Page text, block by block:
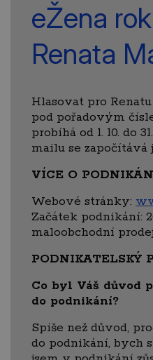
eŽena
Renata
Hlasovat pro
pod pořadovým
probíhá od 1. 10. do
mailu se započítává
VÍCE O
Webové stránky:
Začátek podnikání:
maloobchodní prodej
PODNIKATELSKÝ
Co byl Váš důvod
do podnikání?
Spíše než důvod,
do podnikání, bych